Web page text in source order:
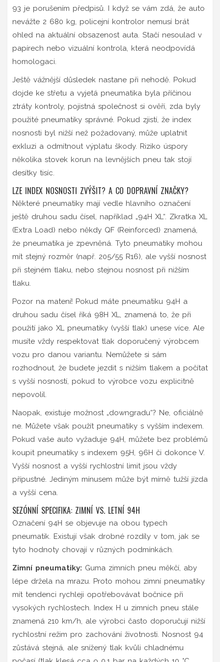
93 je porušením předpisů. I když se vám zdá, že auto
nevážte 2 680 kg, policejní kontrolor nemusí brát
ohled na aktuální obsazenost auta. Stačí nesoulad v
papírech nebo vizuální kontrola, která neodpovídá
homologaci.
Ještě vážnější důsledek nastane při nehodě. Pokud
dojde ke střetu a vyjetá pneumatika byla příčinou
ztráty kontroly, pojistná společnost si ověří, zda byly
použité pneumatiky správné. Pokud zjistí, že index
nosnosti byl nižší než požadovaný, může uplatnit
exkluzi a odmítnout výplatu škody. Riziko úspory
několika stovek korun na levnějších pneu tak stojí
desítky tisíc.
LZE INDEX NOSNOSTI ZVÝŠIT? A CO DOPRAVNÍ ZNAČKY?
Některé pneumatiky mají vedle hlavního označení
ještě druhou sadu čísel, například „94H XL“. Zkratka XL
(Extra Load) nebo někdy QF (Reinforced) znamená,
že pneumatika je zpevněná. Tyto pneumatiky mohou
mít stejný rozměr (např. 205/55 R16), ale vyšší nosnost
při stejném tlaku, nebo stejnou nosnost při nižším
tlaku.
Pozor na matení! Pokud máte pneumatiku 94H a
druhou sadu čísel říká 98H XL, znamená to, že při
použití jako XL pneumatiky (vyšší tlak) unese více. Ale
musíte vždy respektovat tlak doporučený výrobcem
vozu pro danou variantu. Nemůžete si sám
rozhodnout, že budete jezdit s nižším tlakem a počítat
s vyšší nosností, pokud to výrobce vozu explicitně
nepovolil.
Naopak, existuje možnost „downgradu“? Ne, oficiálně
ne. Můžete však použít pneumatiky s vyšším indexem.
Pokud vaše auto vyžaduje 94H, můžete bez problémů
koupit pneumatiky s indexem 95H, 96H či dokonce V.
Vyšší nosnost a vyšší rychlostní limit jsou vždy
přípustné. Jediným mínusem může být mírně tužší jízda
a vyšší cena.
SEZÓNNÍ SPECIFIKA: ZIMNÍ VS. LETNÍ 94H
Označení 94H se objevuje na obou typech
pneumatik. Existují však drobné rozdíly v tom, jak se
tyto hodnoty chovají v různých podmínkách.
Zimní pneumatiky: Guma zimních pneu měkčí, aby
lépe držela na mrazu. Proto mohou zimní pneumatiky
mít tendenci rychleji opotřebovávat bočnice při
vysokých rychlostech. Index H u zimních pneu stále
znamená 210 km/h, ale výrobci často doporučují nižší
rychlostní režim pro zachování životnosti. Nosnost 94
zůstává stejná, ale snížený tlak kvůli chladnému